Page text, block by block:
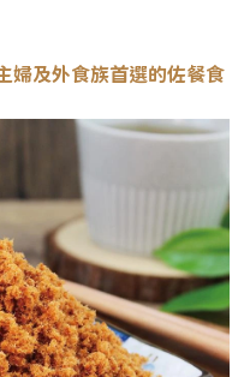
婦及外食族首選的佐餐食